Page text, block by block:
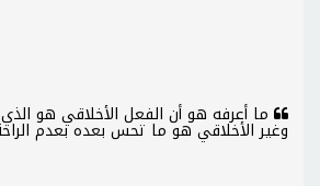
ما أعرفه هو أن الفعل الأخلاقي هو
وغير الأخلاقي هو ما تحس بعده بعدم